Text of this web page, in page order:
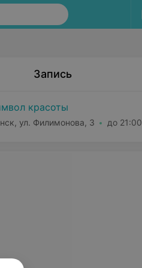
Запись
красоты
ул. Филимонова, 3 до 21:00